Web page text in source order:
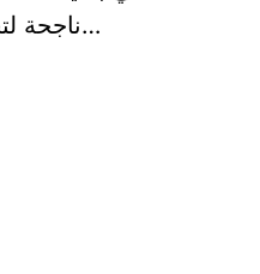
ناجحة لتحقيق النجاح”. تعد أفكار المشروعات الصغيرة من أهم القضايا التي تشغل…